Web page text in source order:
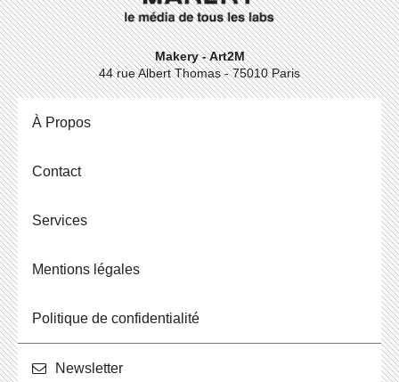
Makery - Art2M
44 rue Albert Thomas - 75010 Paris
À Propos
Contact
Ser­vices
Men­tions légales
Po­li­tique de confidentialité
News­let­ter